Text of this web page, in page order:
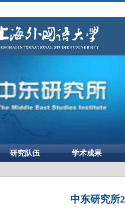
研究队伍 学术成果
中东研究所